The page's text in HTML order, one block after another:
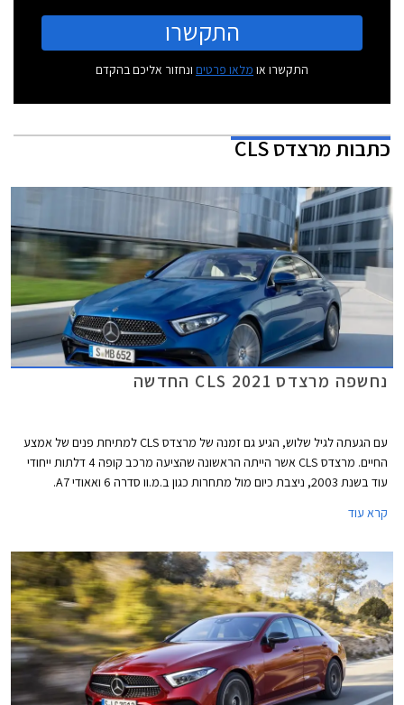
התקשרו
התקשרו או מלאו פרטים ונחזור אליכם בהקדם
כתבותמרצדס CLS
נחשפה מרצדס CLS 2021 החדשה
עם הגעתה לגיל שלוש, הגיע גם זמנה של מרצדס CLS למתיחת פנים של אמצע
החיים. מרצדס CLS אשר הייתה הראשונה שהציעה מרכב קופה 4 דלתות ייחודי
עוד בשנת 2003, ניצבת כיום מול מתחרות כגון ב.מ.וו סדרה 6 ואאודי A7.
קרא עוד